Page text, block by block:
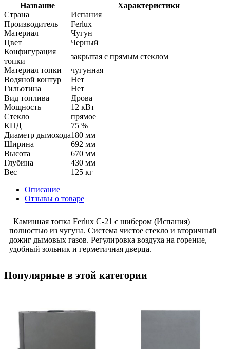
Название
Характеристики
Страна
Испания
Производитель
Ferlux
Материал
Чугун
Цвет
Черный
Конфигурация
топки
закрытая с прямым стеклом
Материал топки
чугунная
Водяной контур
Нет
Гильотина
Нет
Вид топлива
Дрова
Мощность
12 кВт
Стекло
прямое
КПД
75 %
Диаметр дымохода180 мм
Ширина
692 мм
Высота
670 мм
Глубина
430 мм
Вес
125 кг
Описание
Отзывы о товаре
Каминная топка Ferlux C-21 с шибером (Испания)
полностью из чугуна. Система чистое стекло и вторичный
дожиг дымовых газов. Регулировка воздуха на горение,
удобный зольник и герметичная дверца.
Популярные в этой категории